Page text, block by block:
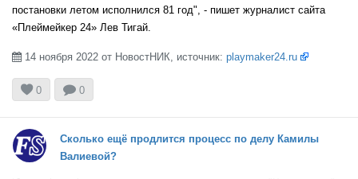
постановки летом исполнился 81 год", - пишет журналист сайта
«Плеймейкер 24» Лев Тигай.
 14 ноября 2022 от НовостНИК, источник: playmaker24.ru
0  0
Сколько ещё продлится процесс по делу Камилы
Валиевой?